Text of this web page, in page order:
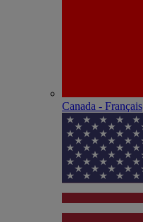
Canada - Français